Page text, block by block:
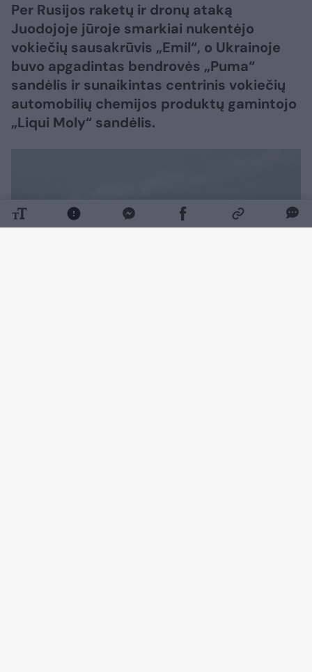
Per Rusijos raketų ir dronų ataką
Juodojoje jūroje smarkiai nukentėjo
vokiečių sausakrūvis „Emil“, o Ukrainoje
buvo apgadintas bendrovės „Puma“
sandėlis ir sunaikintas centrinis vokiečių
automobilių chemijos produktų gamintojo
„Liqui Moly“ sandėlis.